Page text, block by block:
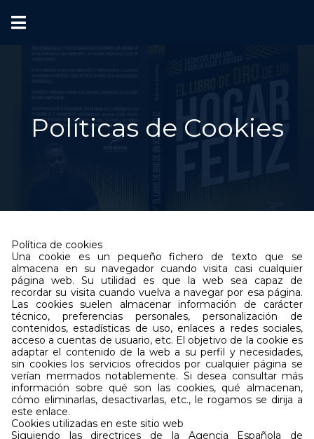
Políticas de Cookies
Política de cookies
Una cookie es un pequeño fichero de texto que se
almacena en su navegador cuando visita casi cualquier
página web. Su utilidad es que la web sea capaz de
recordar su visita cuando vuelva a navegar por esa página.
Las cookies suelen almacenar información de carácter
técnico, preferencias personales, personalización de
contenidos, estadísticas de uso, enlaces a redes sociales,
acceso a cuentas de usuario, etc. El objetivo de la cookie es
adaptar el contenido de la web a su perfil y necesidades,
sin cookies los servicios ofrecidos por cualquier página se
verían mermados notablemente. Si desea consultar más
información sobre qué son las cookies, qué almacenan,
cómo eliminarlas, desactivarlas, etc., le rogamos se dirija a
este enlace.
Cookies utilizadas en este sitio web
Siguiendo las directrices de la Agencia Española de